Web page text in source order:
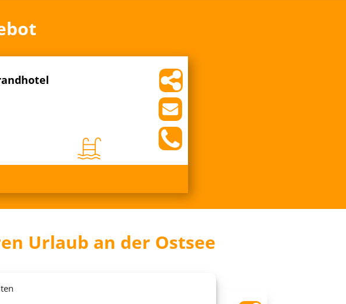
Urlaub an der Ostsee